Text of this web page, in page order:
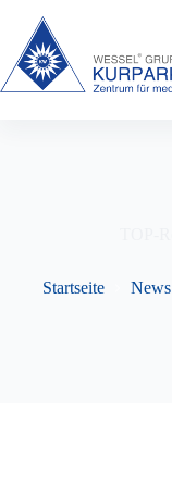
Startseite News